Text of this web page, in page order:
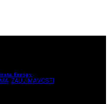
Európy
ZAUJÍMAVOSTI